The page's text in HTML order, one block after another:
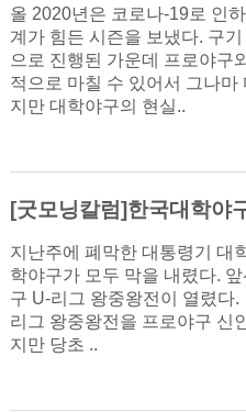
올 2020년은 코로나-19로 인
계가 힘든 시즌을 보냈다. 구
으로 진행된 가운데 프로야구
적으로 마칠 수 있어서 그나
지만 대학야구의 현실..
[굿모닝칼럼]한국대학야
지난주에 폐막한 대통령기 대
학야구가 모두 막을 내렸다.
구 U-리그 왕중왕전이 열렸
리그 왕중왕전을 프로야구 신
지만 당초 ..